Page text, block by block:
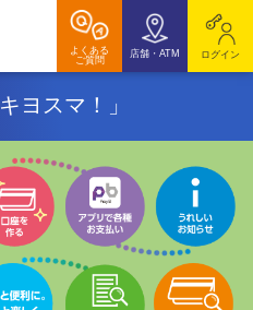
よくある
ご質問
店舗・ATM ログイン
ヨスマ！」